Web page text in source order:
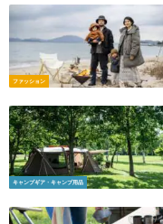
ファッション
キャンプギア・キャンプ用品